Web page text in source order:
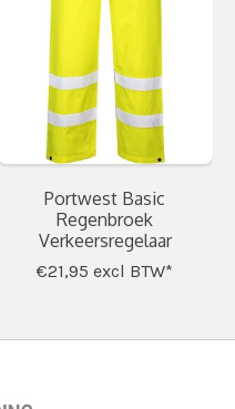
Portwest Basic
Regenbroek
Verkeersregelaar
€21,95 excl BTW*